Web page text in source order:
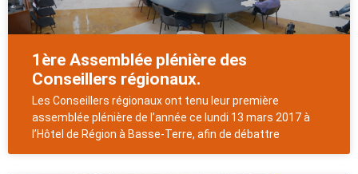
1ère Assemblée plénière des
Conseillers régionaux.
Les Conseillers régionaux ont tenu leur première
assemblée plénière de l’année ce lundi 13 mars 2017 à
l’Hôtel de Région à Basse-Terre, afin de débattre